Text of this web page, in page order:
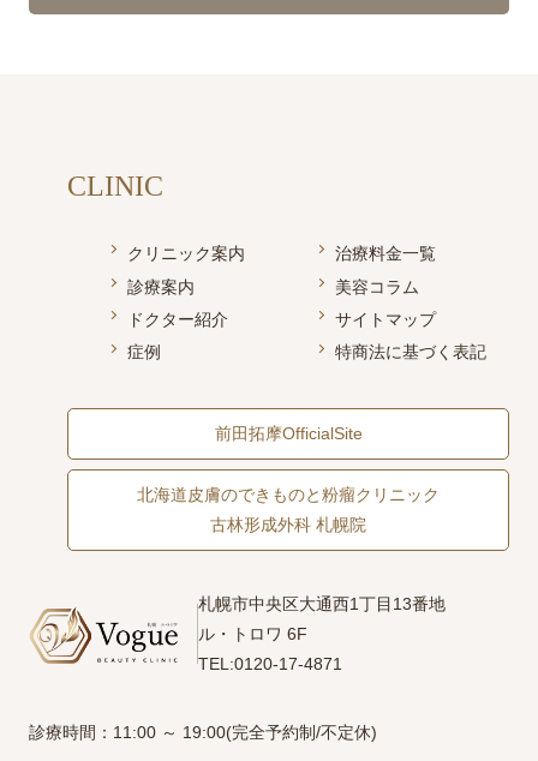
札幌市中央区大通西1丁目13番地
ル・トロワ 6F
TEL:0120-17-4871
診療時間：11:00 ～ 19:00(完全予約制/不定休)
CLINIC
クリニック案内
診療案内
ドクター紹介
症例
治療料金一覧
美容コラム
サイトマップ
特商法に基づく表記
前田拓摩OfficialSite
北海道皮膚のできものと粉瘤クリニック
古林形成外科 札幌院